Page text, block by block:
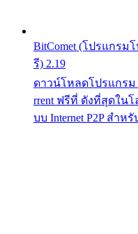
BitComet (โปรแกรม
รี) 2.19
ดาวน์โหลดโปรแกรม
rrent ฟรีที่ ดังที่สุดใน
บบ Internet P2P สำ